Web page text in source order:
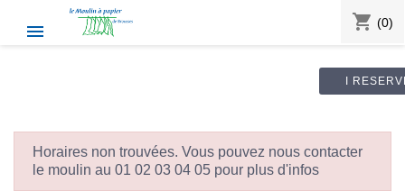
 shopping_cart (0)
I
Horaires non trouvées. Vous pouvez nous contacter
le moulin au 01 02 03 04 05 pour plus d'infos